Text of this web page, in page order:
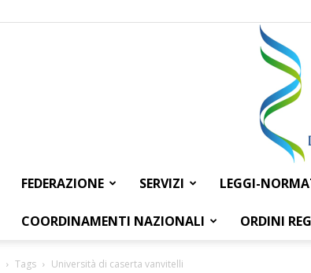
FEDERAZIONE SERVIZI LEGGI-
COORDINAMENTI NAZIONALI ORDINI
Tags Università di caserta vanvitelli